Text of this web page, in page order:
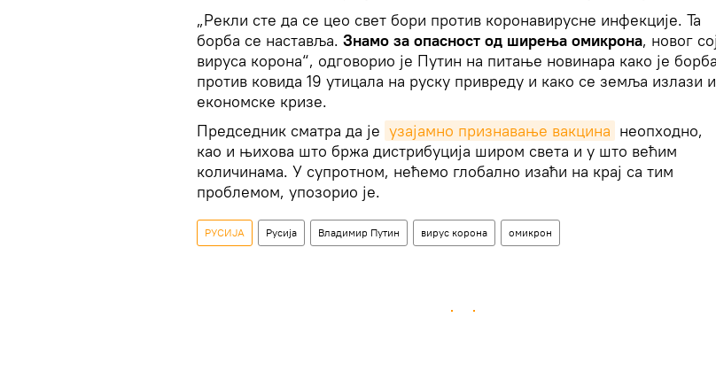
„Рекли сте да се цео свет бори против коронавирусне инфекције. Та
борба се наставља. Знамо за опасност од ширења омикрона, новог
вируса корона“, одговорио је Путин на питање новинара како је борба
против ковида 19 утицала на руску привреду и како се земља излази
економске кризе.
Председник сматра да је узајамно признавање вакцина неопходно,
као и њихова што бржа дистрибуција широм света и у што већим
количинама. У супротном, нећемо глобално изаћи на крај са тим
проблемом, упозорио је.
РУСИЈА Русија Владимир Путин вирус корона омикрон